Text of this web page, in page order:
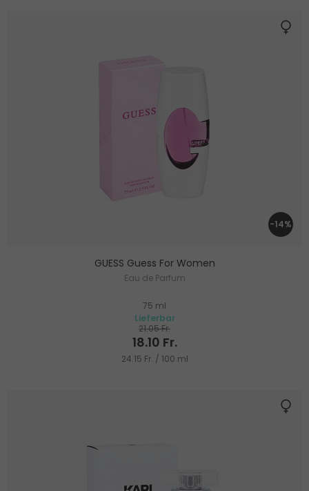
-14%
GUESS Guess For Women
Eau de Parfum
75 ml
Lieferbar
21.05 Fr.
18.10 Fr.
24.15 Fr. / 100 ml